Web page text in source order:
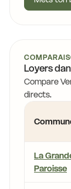
Loyers
Compare
directs.
La
Paroisse